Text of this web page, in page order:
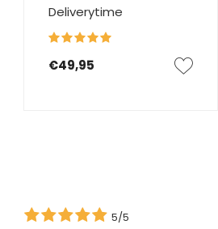
Deliverytime
€49,95
5/5